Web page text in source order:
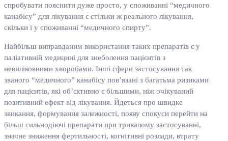
спробувати пояснити дуже просто, у споживанні “медичного
канабісу” для лікування є стільки ж реального лікування,
скільки і у споживанні “медичного спирту”.
Найбільш виправданим використання таких препаратів є у
паліативній медицині для знеболення пацієнтів з
невиліковними хворобами. Інші сфери застосування так
званого “медичного” канабісу пов’язані з багатьма ризиками
для пацієнтів, які об’єктивно є більшими, ніж очікуваний
позитивний ефект від лікування. Йдеться про швидке
звикання, формування залежності, появу спокуси перейти на
більш сильнодіючі препарати при тривалому застосуванні,
значне зниження фертильності, когнітивні розлади, втрату